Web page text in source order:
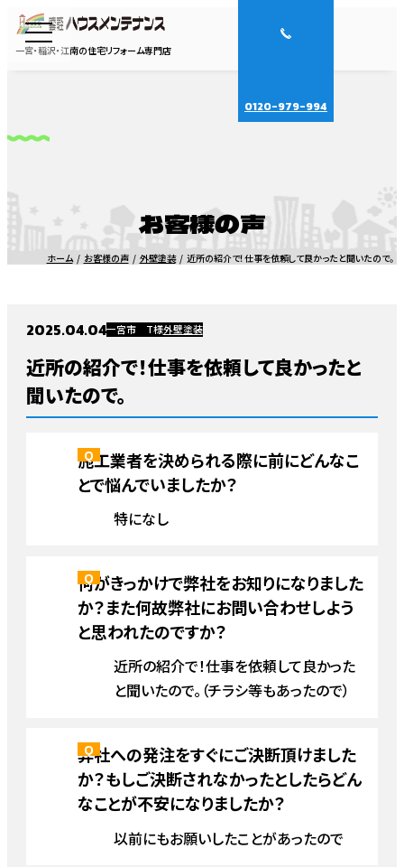
一宮・稲沢・江南の住宅リフォーム専門店
0120-979-994
お客様の声
ホーム お客様の声 外壁塗装 近所の紹介で！仕事を依頼して良かったと聞いたので。
2025.04.04一宮市 T様外壁塗装
近所の紹介で！仕事を依頼して良かったと
聞いたので。
施工業者を決められる際に前にどんなこ
とで悩んでいましたか？
特になし
何がきっかけで弊社をお知りになりました
か？また何故弊社にお問い合わせしよう
と思われたのですか？
近所の紹介で！仕事を依頼して良かった
と聞いたので。（チラシ等もあったので）
弊社への発注をすぐにご決断頂けました
か？もしご決断されなかったとしたらどん
なことが不安になりましたか？
以前にもお願いしたことがあったので